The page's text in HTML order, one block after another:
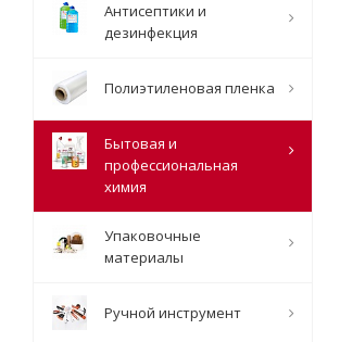
Антисептики и
дезинфекция
Полиэтиленовая пленка
Бытовая и
профессиональная
химия
Упаковочные
материалы
Ручной инструмент